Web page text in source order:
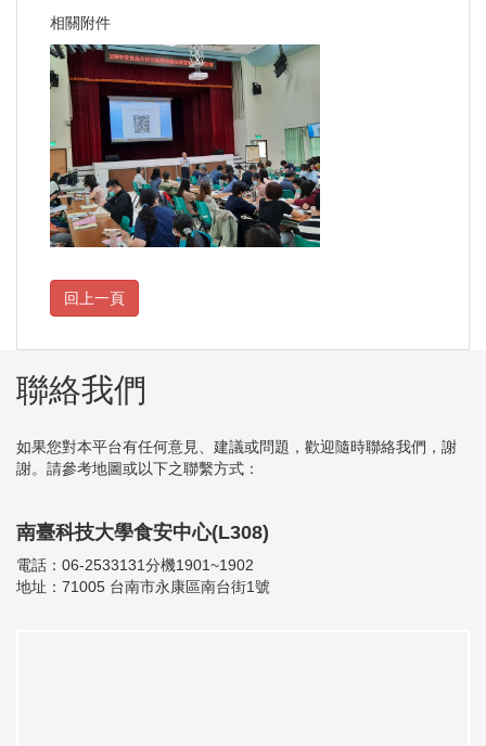
相關附件
聯絡我們
如果您對本平台有任何意見、建議或問題，歡迎隨時聯絡我們，謝
謝。請參考地圖或以下之聯繫方式：
南臺科技大學食安中心(L308)
電話：06-2533131分機1901~1902
地址：71005 台南市永康區南台街1號